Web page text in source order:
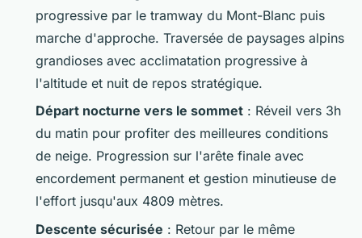
progressive par le tramway du Mont-Blanc puis
marche d'approche. Traversée de paysages alpins
grandioses avec acclimatation progressive à
l'altitude et nuit de repos stratégique.
Départ nocturne vers le sommet : Réveil vers 3h
du matin pour profiter des meilleures conditions
de neige. Progression sur l'arête finale avec
encordement permanent et gestion minutieuse de
l'effort jusqu'aux 4809 mètres.
Descente sécurisée : Retour par le même